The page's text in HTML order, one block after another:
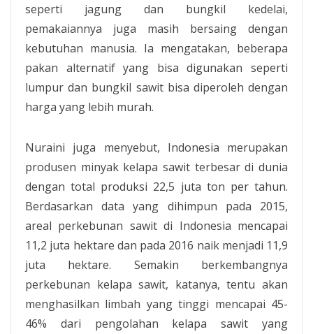
seperti jagung dan bungkil kedelai,
pemakaiannya juga masih bersaing dengan
kebutuhan manusia. Ia mengatakan, beberapa
pakan alternatif yang bisa digunakan seperti
lumpur dan bungkil sawit bisa diperoleh dengan
harga yang lebih murah.
Nuraini juga menyebut, Indonesia merupakan
produsen minyak kelapa sawit terbesar di dunia
dengan total produksi 22,5 juta ton per tahun.
Berdasarkan data yang dihimpun pada 2015,
areal perkebunan sawit di Indonesia mencapai
11,2 juta hektare dan pada 2016 naik menjadi 11,9
juta hektare. Semakin berkembangnya
perkebunan kelapa sawit, katanya, tentu akan
menghasilkan limbah yang tinggi mencapai 45-
46% dari pengolahan kelapa sawit yang